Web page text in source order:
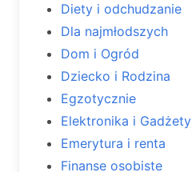
Diety i odchudzanie
Dla najmłodszych
Dom i Ogród
Dziecko i Rodzina
Egzotycznie
Elektronika i Gadżety
Emerytura i renta
Finanse osobiste